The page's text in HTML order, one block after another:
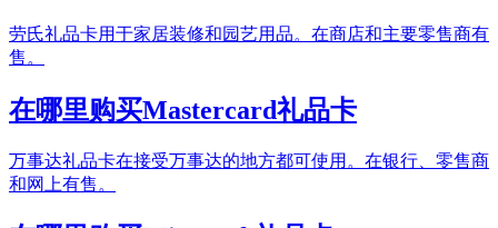
劳氏礼品卡用于家居装修和园艺用品。在商店和主要零售商有
售。
在哪里购买Mastercard礼品卡
万事达礼品卡在接受万事达的地方都可使用。在银行、零售商
和网上有售。